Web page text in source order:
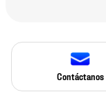
Contáctanos